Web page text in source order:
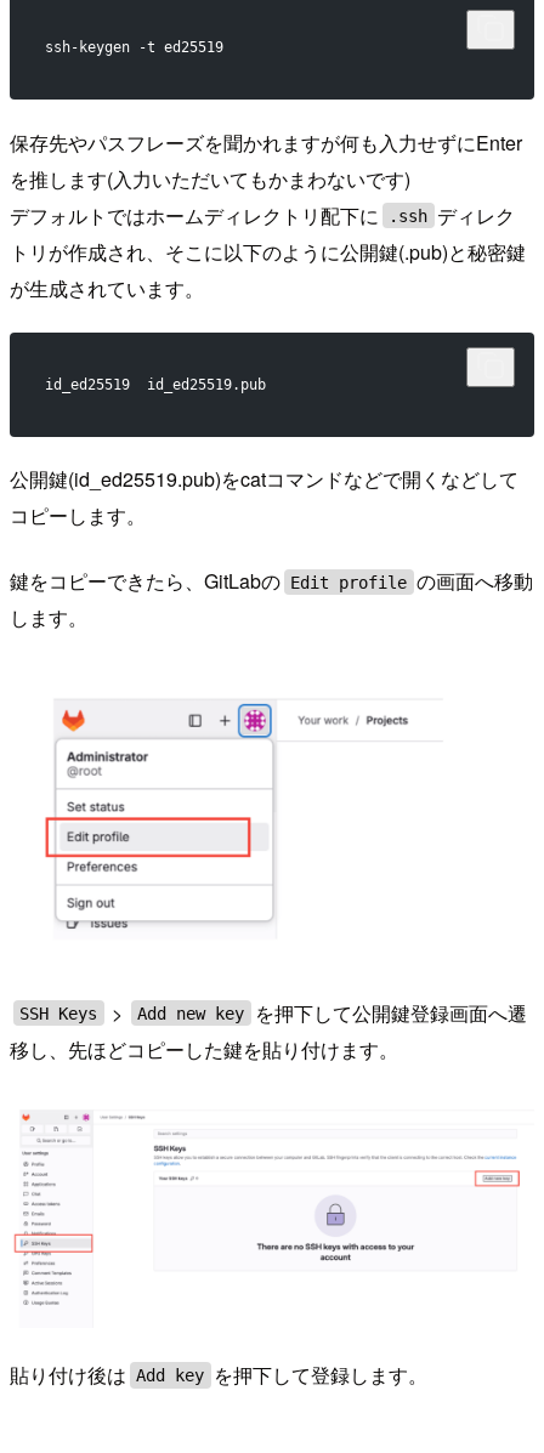
ssh-keygen -t ed25519
保存先やパスフレーズを聞かれますが何も入力せずにEnter
を推します(入力いただいてもかまわないです)
デフォルトではホームディレクトリ配下に
.ssh ディレク
トリが作成され、そこに以下のように公開鍵(.pub)と秘密鍵
が生成されています。
id_ed25519  id_ed25519.pub
公開鍵(id_ed25519.pub)をcatコマンドなどで開くなどして
コピーします。
鍵をコピーできたら、GitLabの Edit profile の画面へ移動
します。
SSH Keys > Add new key
を押下して公開鍵登録画面へ遷
移し、先ほどコピーした鍵を貼り付けます。
貼り付け後は Add key を押下して登録します。